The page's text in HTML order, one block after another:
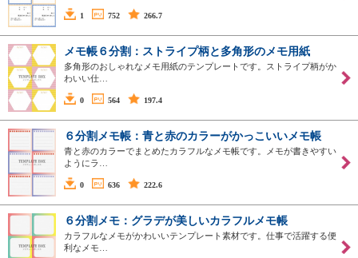
1 752 266.7
メモ帳６分割：ストライプ柄と多角形のメモ用紙
多角形のおしゃれなメモ用紙のテンプレートです。ストライプ柄がか
わいい仕…
0 564 197.4
６分割メモ帳：青と赤のカラーがかっこいいメモ帳
青と赤のカラーでまとめたカラフルなメモ帳です。メモが書きやすい
ようにラ…
0 636 222.6
６分割メモ：グラデが美しいカラフルメモ帳
カラフルなメモがかわいいテンプレート素材です。仕事で活躍する便
利なメモ…